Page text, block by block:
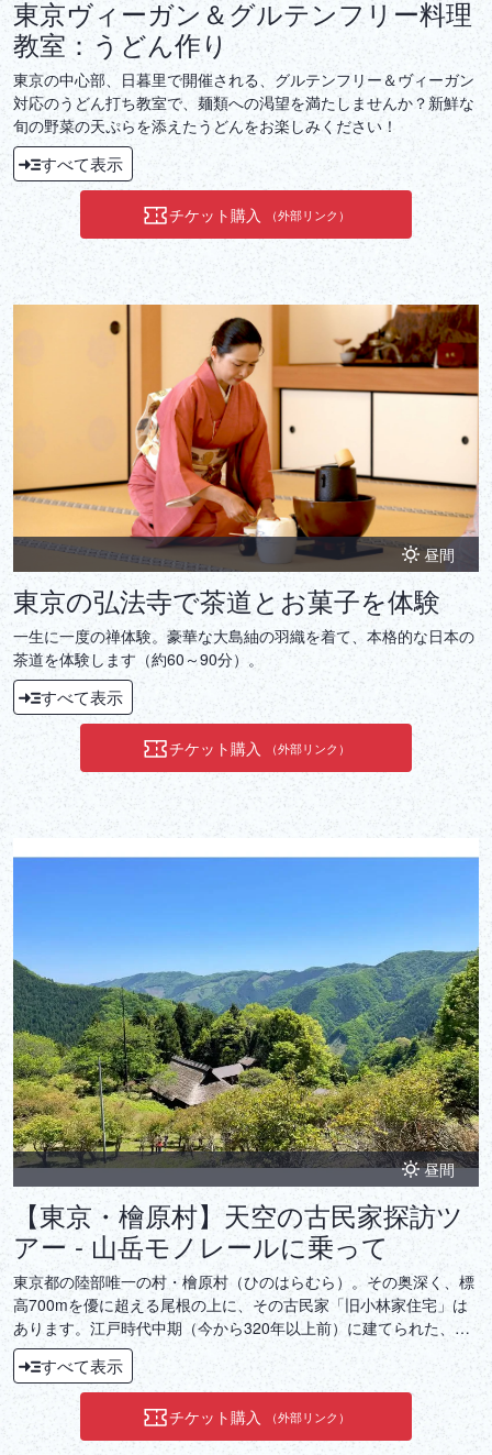
東京ヴィーガン＆グルテンフリー料理
教室：うどん作り
東京の中心部、日暮里で開催される、グルテンフリー＆ヴィーガン
対応のうどん打ち教室で、麺類への渇望を満たしませんか？新鮮な
旬の野菜の天ぷらを添えたうどんをお楽しみください！
すべて表示
チケット購入 （外部リンク）
昼間
東京の弘法寺で茶道とお菓子を体験
一生に一度の禅体験。豪華な大島紬の羽織を着て、本格的な日本の
茶道を体験します（約60～90分）。
すべて表示
チケット購入 （外部リンク）
昼間
【東京・檜原村】天空の古民家探訪ツ
アー - 山岳モノレールに乗って
東京都の陸部唯一の村・檜原村（ひのはらむら）。その奥深く、標
高700mを優に超える尾根の上に、その古民家「旧小林家住宅」は
あります。江戸時代中期（今から320年以上前）に建てられた、ま
さに文字通りの「天空の古民家」と言える山岳民家。そこに斜度45
度に迫る超急斜面を直登する山岳モノレールに乗って訪れるこのツ
アーは、地理的にも歴史的にも体感的にも記憶に深く刻まれる、ま
さに究極の非日常体験です。
すべて表示
チケット購入 （外部リンク）